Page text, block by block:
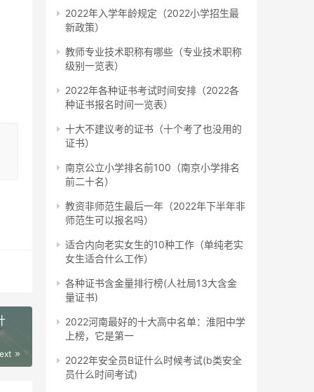
2022年入学年龄规定（2022小学招生最
新政策）
教师专业技术职称有哪些（专业技术职称
级别一览表）
2022年各种证书考试时间安排（2022各
种证书报名时间一览表）
十大不建议考的证书（十个考了也没用的
证书）
南京公立小学排名前100（南京小学排名
前二十名）
教资非师范生最后一年（2022年下半年非
师范生可以报名吗）
适合内向老实女生的10种工作（单纯老实
女生适合什么工作）
各种证书含金量排行榜(人社局13大含金
量证书)
2022河南最好的十大高中名单：淮阳中学
上榜，它是第一
2022年安全员B证什么时候考试(b类安全
员什么时间考试)